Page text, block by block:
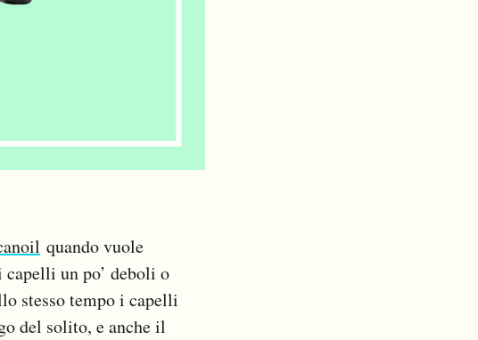
quando vuole
un po’ deboli o
stesso tempo i capelli
del solito, e anche il